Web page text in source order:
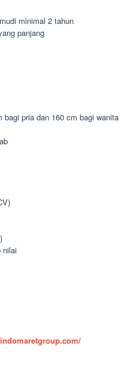
minimal 2 tahun
panjang
bagi pria dan 160 cm bagi wanita
nilai